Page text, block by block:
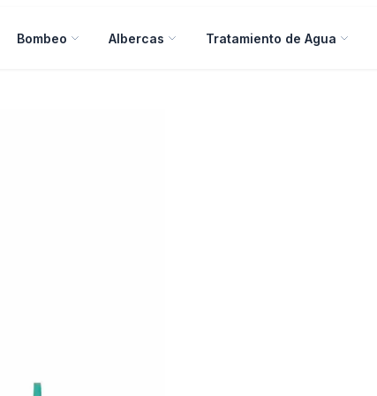
Bombeo Albercas Tratamiento de Agua